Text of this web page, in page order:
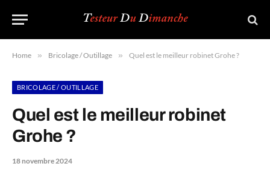
Home » Bricolage / Outillage » Quel est le meilleur robinet Grohe ?
BRICOLAGE / OUTILLAGE
Quel est le meilleur robinet
Grohe ?
18 novembre 2024